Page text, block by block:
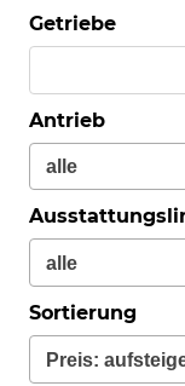
Getriebe
Antrieb
Sortierung